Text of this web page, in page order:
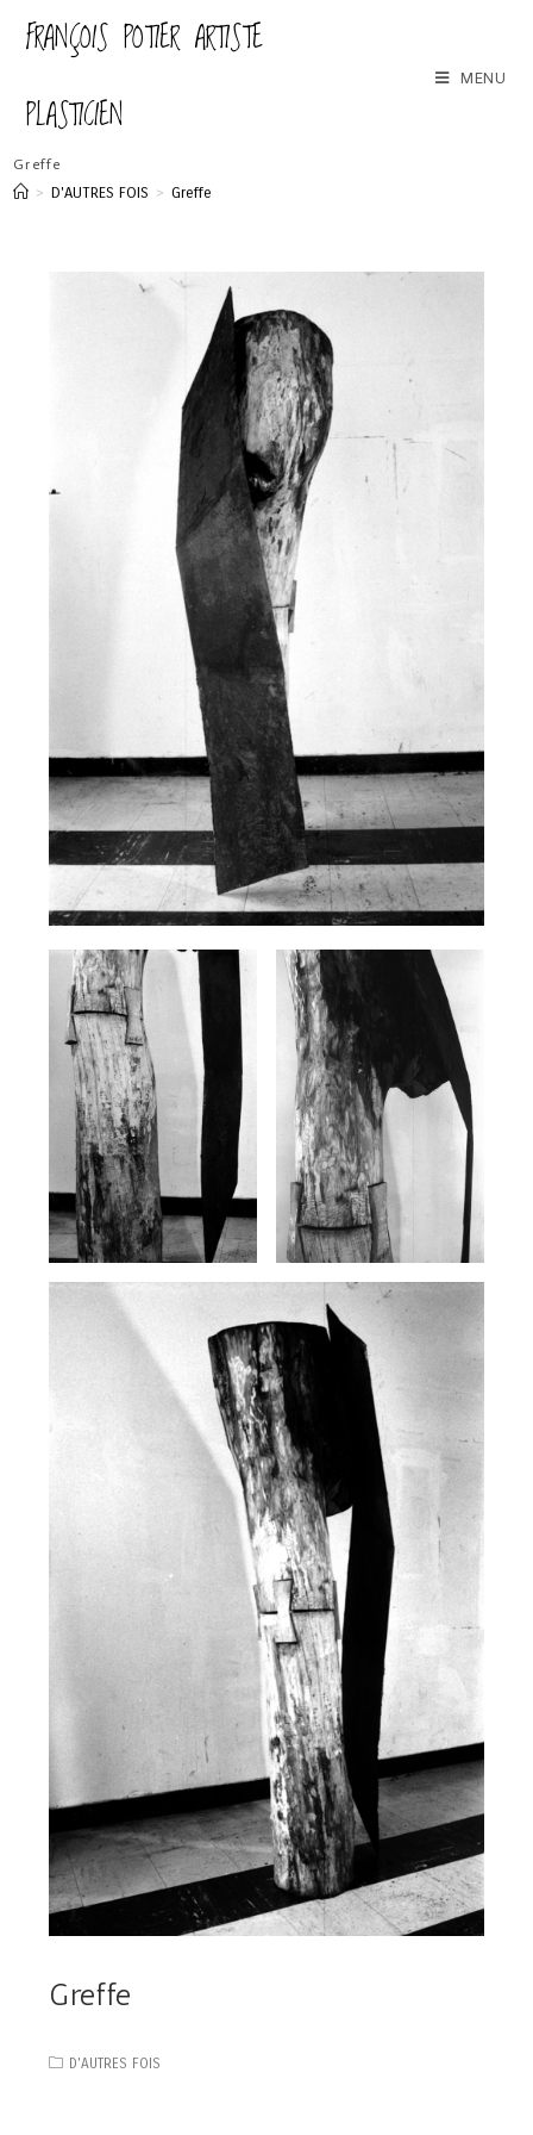
FRANÇOIS POTIER ARTISTE
PLASTICIEN
MENU
Greffe
> D'AUTRES FOIS > Greffe
Greffe
D'AUTRES FOIS